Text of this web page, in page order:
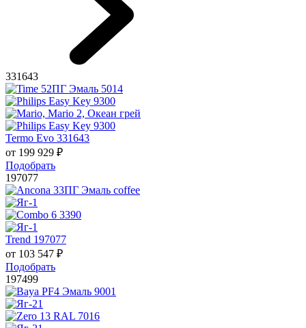
331643
Termo Evo 331643
от 199 929 ₽
Подобрать
197077
Trend 197077
от 103 547 ₽
Подобрать
197499